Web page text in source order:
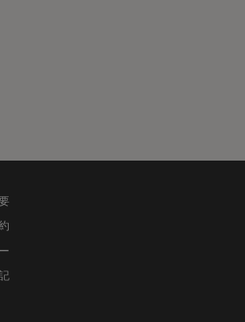
に登録され
合がありま
ていただき